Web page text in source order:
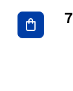
Ajouter7